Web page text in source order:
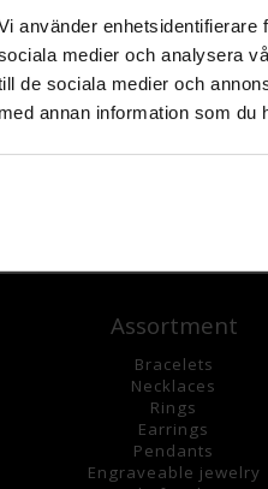
använder enhetsidentifierare
medier och analysera
de sociala medier och
med annan information som du
Assortment
Bracelets
Necklaces
Rings
Earrings
Pendants
Engraveable jewelry